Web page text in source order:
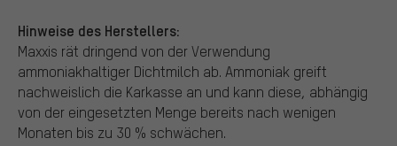
Hinweise des Herstellers:
Maxxis rät dringend von der Verwendung
ammoniakhaltiger Dichtmilch ab. Ammoniak greift
nachweislich die Karkasse an und kann diese, abhängig
von der eingesetzten Menge bereits nach wenigen
Monaten bis zu 30 % schwächen.